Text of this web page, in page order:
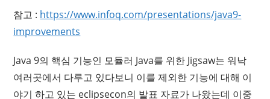
참고 : https://www.infoq.com/presentations/java9-
improvements
Java 9의 핵심 기능인 모듈러 Java를 위한 Jigsaw는 워낙
여러곳에서 다루고 있다보니 이를 제외한 기능에 대해 이
야기 하고 있는 eclipsecon의 발표 자료가 나왔는데 이중